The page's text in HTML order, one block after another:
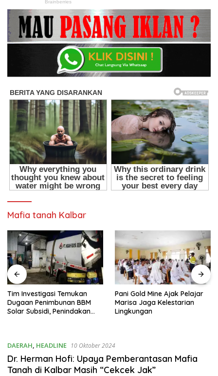
Mafia tanah Kalbar
Tim Investigasi Temukan
Dugaan Penimbunan BBM
Solar Subsidi, Penindakan
Pani Gold Mine Ajak Pelajar
Marisa Jaga Kelestarian
Lingkungan
DAERAH, HEADLINE 10 Oktober 2024
Dr. Herman Hofi: Upaya Pemberantasan Mafia
Tanah di Kalbar Masih “Cekcek Jak”